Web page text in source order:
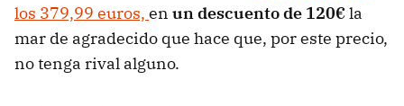
los 379,99 euros, en un descuento de 120€la
mar de agradecido que hace que, por este precio,
no tenga rival alguno.